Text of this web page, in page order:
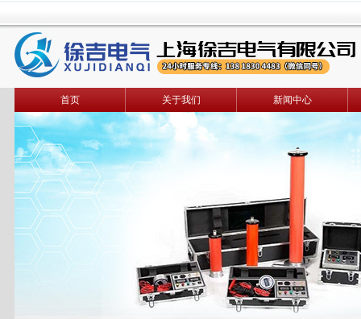
首页 关于我们 新闻中心